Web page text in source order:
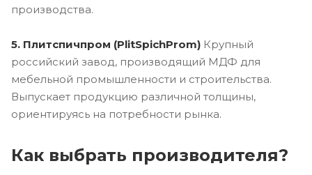
производства.
5. Плитспичпром (PlitSpichProm) Крупный
российский завод, производящий МДФ для
мебельной промышленности и строительства.
Выпускает продукцию различной толщины,
ориентируясь на потребности рынка.
Как выбрать производителя?